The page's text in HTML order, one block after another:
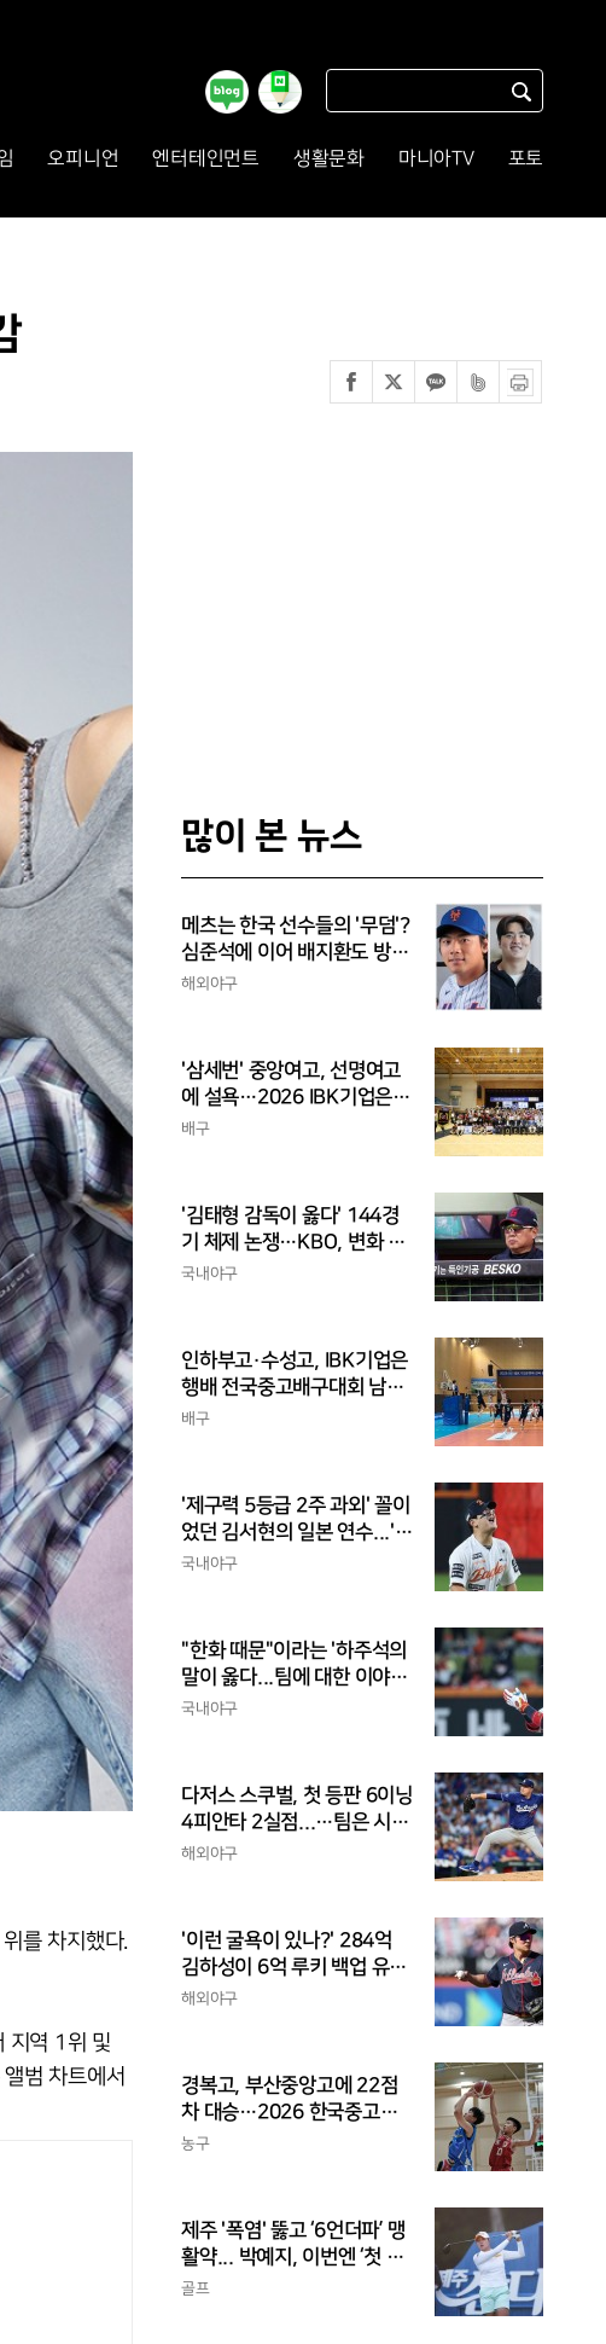
오피니언 엔터테인먼트 생활문화 마니아TV 포토
를 차지했다.
지역 1위 및
범 차트에서
많이 본 뉴스
메츠는 한국 선수들의 '무덤'?
심준석에 이어 배지환도 방
출...심준석은 이미 귀국, 배
해외야구
'삼세번' 중앙여고, 선명여고
에 설욕…2026 IBK기업은행
배 전국중고배구대회 우승
배구
'김태형 감독이 옳다' 144경
기 체제 논쟁…KBO, 변화 고
민해야, 환경에 맞는 경기 수
국내야구
인하부고·수성고, IBK기업은
행배 전국중고배구대회 남고
부 결승 격돌
배구
'제구력 5등급 2주 과외' 꼴이
었던 김서현의 일본 연수...'종
합검진표'에 불과
국내야구
"한화 때문"이라는 '하주석의
말이 옳다...팀에 대한 이야
기, 끝까지 안 하는 게 도리
국내야구
다저스 스쿠벌, 첫 등판 6이닝
4피안타 2실점...…팀은 시즌
최다 5연패
해외야구
'이런 굴욕이 있나?' 284억
김하성이 6억 루키 백업 유격
수라니...자비스, 수비도 김하
해외야구
경복고, 부산중앙고에 22점
차 대승…2026 한국중고농
구 주말리그 왕중왕전 첫 승
농구
제주 '폭염' 뚫고 ‘6언더파’ 맹
활약... 박예지, 이번엔 ‘첫 우
승’ 가나
골프